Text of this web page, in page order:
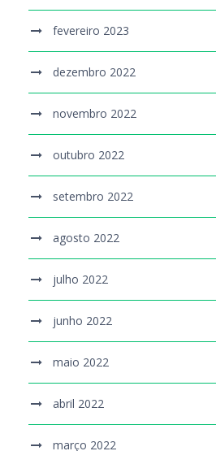
fevereiro 2023
dezembro 2022
novembro 2022
outubro 2022
setembro 2022
agosto 2022
julho 2022
junho 2022
maio 2022
abril 2022
março 2022